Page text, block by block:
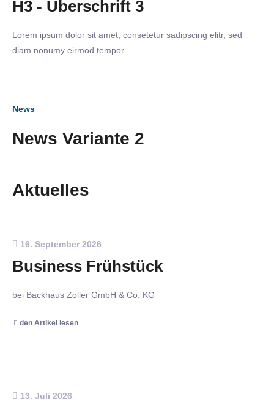
H3 - Überschrift 3
Lorem ipsum dolor sit amet, consetetur sadipscing elitr, sed
diam nonumy eirmod tempor.
News
News Variante 2
Aktuelles
16. September 2026
Business Frühstück
bei Backhaus Zoller GmbH & Co. KG
den Artikel lesen
13. Juli 2026